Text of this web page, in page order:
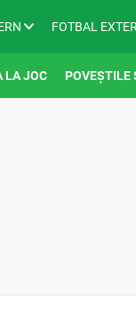
FOTBAL
LA JOC POVEȘTILE